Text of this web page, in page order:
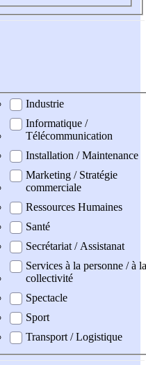
Industrie
Informatique /
Télécommunication
Installation / Maintenance
Marketing / Stratégie
commerciale
Ressources Humaines
Santé
Secrétariat / Assistanat
Services à la personne / à la
collectivité
Spectacle
Sport
Transport / Logistique